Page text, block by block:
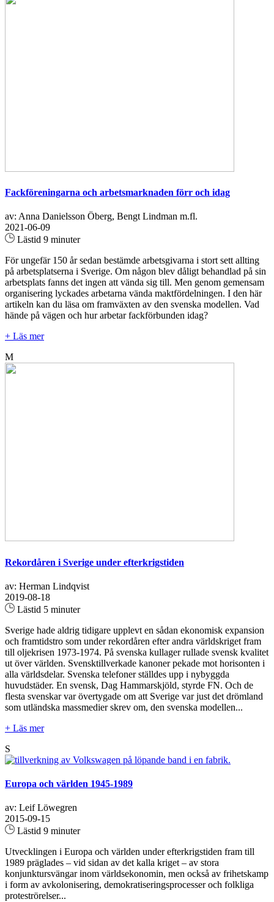
Fackföreningarna och arbetsmarknaden förr och idag
av: Anna Danielsson Öberg, Bengt Lindman m.fl.
2021-06-09
Lästid 9 minuter
För ungefär 150 år sedan bestämde arbetsgivarna i stort sett allting
på arbetsplatserna i Sverige. Om någon blev dåligt behandlad på sin
arbetsplats fanns det ingen att vända sig till. Men genom gemensam
organisering lyckades arbetarna vända maktfördelningen. I den här
artikeln kan du läsa om framväxten av den svenska modellen. Vad
hände på vägen och hur arbetar fackförbunden idag?
+ Läs mer
M
Rekordåren i Sverige under efterkrigstiden
av: Herman Lindqvist
2019-08-18
Lästid 5 minuter
Sverige hade aldrig tidigare upplevt en sådan ekonomisk expansion
och framtidstro som under rekordåren efter andra världskriget fram
till oljekrisen 1973-1974. På svenska kullager rullade svensk kvalitet
ut över världen. Svensktillverkade kanoner pekade mot horisonten i
alla världsdelar. Svenska telefoner ställdes upp i nybyggda
huvudstäder. En svensk, Dag Hammarskjöld, styrde FN. Och de
flesta svenskar var övertygade om att Sverige var just det drömland
som utländska massmedier skrev om, den svenska modellen...
+ Läs mer
S
Europa och världen 1945-1989
av: Leif Löwegren
2015-09-15
Lästid 9 minuter
Utvecklingen i Europa och världen under efterkrigstiden fram till
1989 präglades – vid sidan av det kalla kriget – av stora
konjunktursvängar inom världsekonomin, men också av frihetskamp
i form av avkolonisering, demokratiseringsprocesser och folkliga
proteströrelser...